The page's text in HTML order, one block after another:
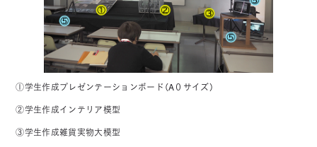
①学生作成プレゼンテーションボード（A０サイズ）
②学生作成インテリア模型
③学生作成雑貨実物大模型